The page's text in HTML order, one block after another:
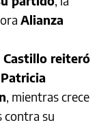
Alianza
Castillo reiteró
, mientras crece
contra su